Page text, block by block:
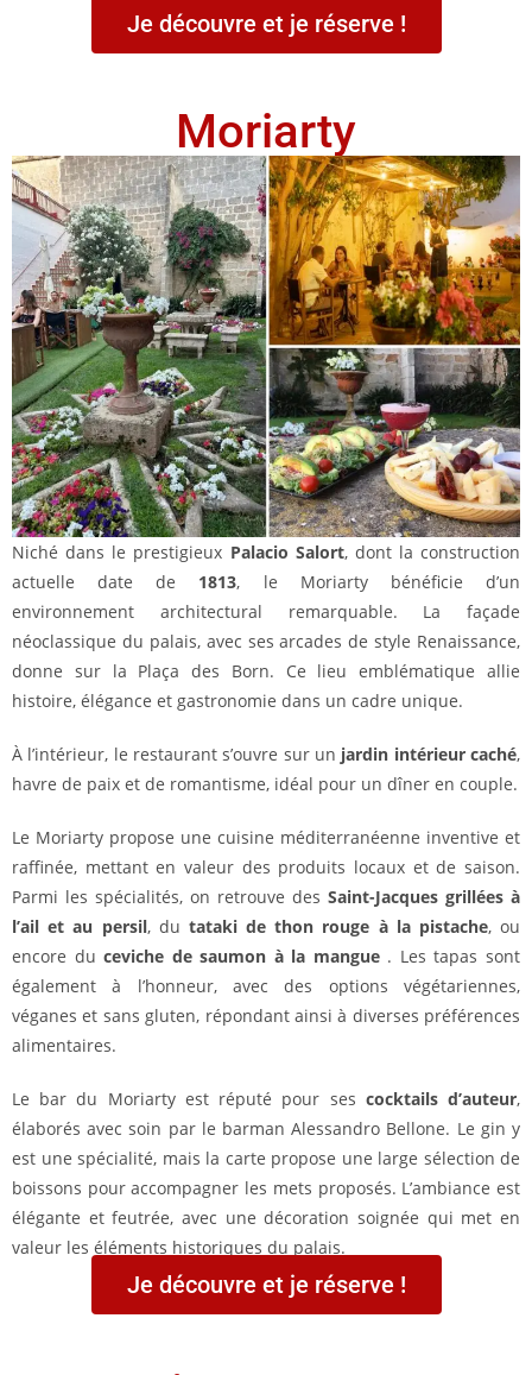
Je découvre et je réserve !
Moriarty
Niché dans le prestigieux Palacio Salort, dont la construction
actuelle date de 1813, le Moriarty bénéficie d’un
environnement architectural remarquable. La façade
néoclassique du palais, avec ses arcades de style Renaissance,
donne sur la Plaça des Born. Ce lieu emblématique allie
histoire, élégance et gastronomie dans un cadre unique.
À l’intérieur, le restaurant s’ouvre sur un jardin intérieur caché,
havre de paix et de romantisme, idéal pour un dîner en couple.
Le Moriarty propose une cuisine méditerranéenne inventive et
raffinée, mettant en valeur des produits locaux et de saison.
Parmi les spécialités, on retrouve des Saint-Jacques grillées à
l’ail et au persil, du tataki de thon rouge à la pistache, ou
encore duceviche de saumon à la mangue. Les tapas sont
également à l’honneur, avec des options végétariennes,
véganes et sans gluten, répondant ainsi à diverses préférences
alimentaires.
Le bar du Moriarty est réputé pour ses cocktails d’auteur,
élaborés avec soin par le barman Alessandro Bellone. Le gin y
est une spécialité, mais la carte propose une large sélection de
boissons pour accompagner les mets proposés. L’ambiance est
élégante et feutrée, avec une décoration soignée qui met en
valeur les éléments historiques du palais.
Je découvre et je réserve !